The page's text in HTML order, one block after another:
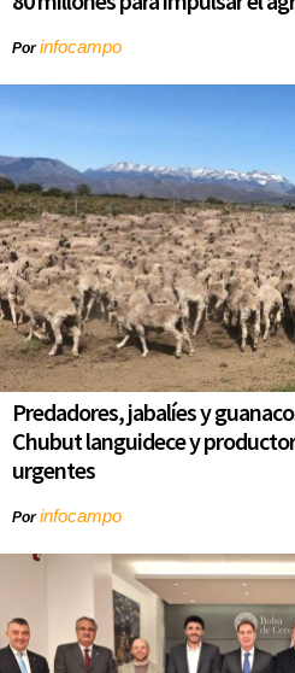
Porinfocampo
Predadores, jabalíes y
Chubut languidece y
urgentes
Porinfocampo